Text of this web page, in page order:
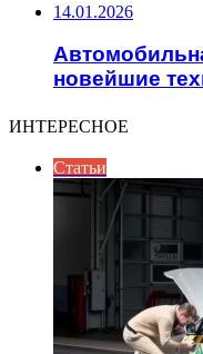
14.01.2026
новейшие
ИНТЕРЕСНОЕ
Статьи